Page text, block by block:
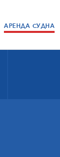
АРЕНДА СУДНА